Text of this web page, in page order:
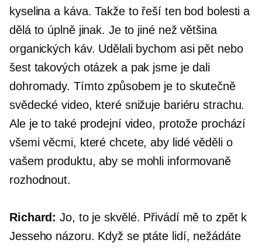
kyselina a káva. Takže to řeší ten bod bolesti a
dělá to úplně jinak. Je to jiné než většina
organických káv. Udělali bychom asi pět nebo
šest takových otázek a pak jsme je dali
dohromady. Tímto způsobem je to skutečně
svědecké video, které snižuje bariéru strachu.
Ale je to také prodejní video, protože prochází
všemi věcmi, které chcete, aby lidé věděli o
vašem produktu, aby se mohli informovaně
rozhodnout.
Richard: Jo, to je skvělé. Přivádí mě to zpět k
Jesseho názoru. Když se ptáte lidí, nežádáte